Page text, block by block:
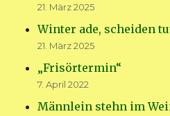
21. März 2025
Winter ade, scheiden
21. März 2025
„Frisörtermin“
7. April 2022
Männlein stehn im